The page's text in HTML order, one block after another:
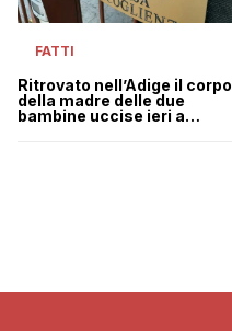
FATTI
Ritrovato nell’Adige il corpo
della madre delle due
bambine uccise ieri a